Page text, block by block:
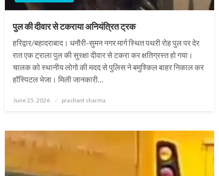
पुल की दीवार से टकराया अनियंत्रित ट्रक
हरिद्वार/बहादराबाद। धनौरी-सुमन नगर मार्ग स्थित पथरी रोह पुल पर देर
रात एक ट्राला पुल की सुरक्षा दीवार से टकरा कर क्षतिग्रस्त हो गया।
चालक को स्थानीय लोगो की मदद से पुलिस ने बमुश्किल बाहर निकाल कर
हॉस्पिटल भेजा। मिली जानकारी…
Posted
June 25, 2026 prashant sharma